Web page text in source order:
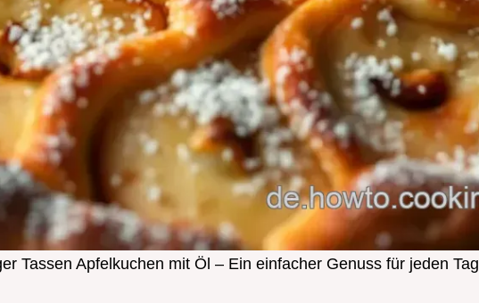
Tassen Apfelkuchen mit Öl – Ein einfacher Genuss für jeden Tag